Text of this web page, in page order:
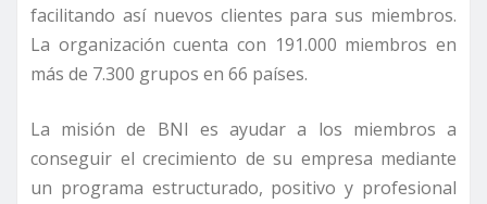
facilitando así nuevos clientes para sus miembros.
La organización cuenta con 191.000 miembros en
más de 7.300 grupos en 66 países.
La misión de BNI es ayudar a los miembros a
conseguir el crecimiento de su empresa mediante
un programa estructurado, positivo y profesional